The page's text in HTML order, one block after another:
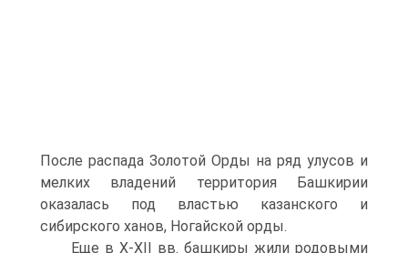
После распада Золотой Орды на ряд улусов и
мелких владений территория Башкирии
оказалась под властью казанского и
сибирского ханов, Ногайской орды.
Еще в X-XII вв. башкиры жили родовыми